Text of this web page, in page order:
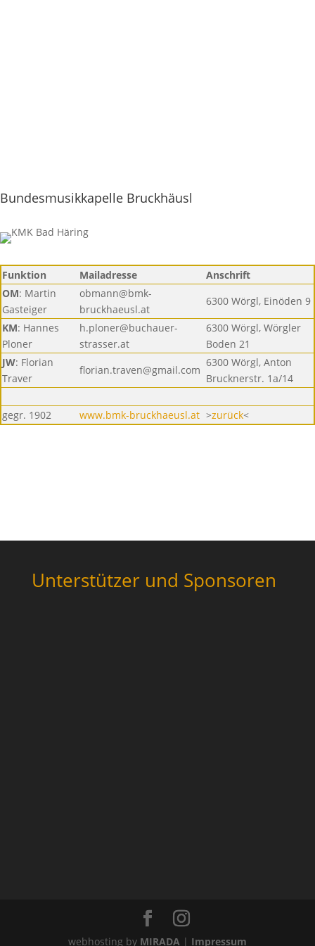
Bundesmusikkapelle Bruckhäusl
Funktion Mailadresse
Anschrift
OM: Martin
Gasteiger
obmann@bmk-
bruckhaeusl.at
6300 Wörgl, Einöden 9
KM: Hannes
Ploner
h.ploner@buchauer-
strasser.at
6300 Wörgl, Wörgler
Boden 21
JW: Florian
Traver
florian.traven@gmail.com
6300 Wörgl, Anton
Brucknerstr. 1a/14
gegr. 1902 www.bmk-bruckhaeusl.at >zurück<
Unterstützer und Sponsoren
webhosting by MIRADA| Impressum